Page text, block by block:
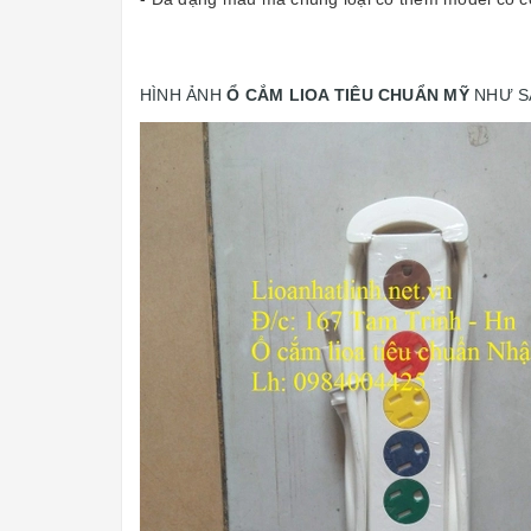
HÌNH ẢNH Ổ CẮM LIOA TIÊU CHUẨN MỸNHƯ